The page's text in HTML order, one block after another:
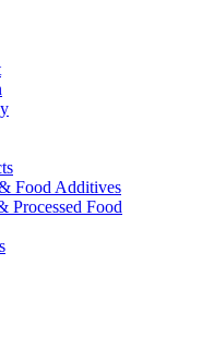
Food Additives
Processed Food